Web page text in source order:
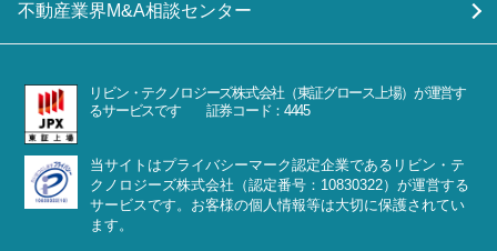
不動産業界M&A相談センター
リビン・テクノロジーズ株式会社（東証グロース上場）が運営す
るサービスです 証券コード：4445
当サイトはプライバシーマーク認定企業であるリビン・テ
クノロジーズ株式会社（認定番号：10830322）が運営する
サービスです。お客様の個人情報等は大切に保護されてい
ます。